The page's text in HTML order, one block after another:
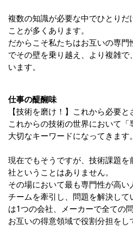
複数の知識が必要な中でひとり
ことが多くあります。
だからこそ私たちはお互いの専
でその壁を乗り越え、より複雑
います。
仕事の醍醐味
【技術を磨け！】これから必要
これからの技術の世界において
大切なキーワードになってきます。
現在でもそうですが、技術課題
社ということはありません。
その場において最も専門性が高
チームを牽引し、問題を解決し
は1つの会社、メーカーで全ての
お互いの得意領域で役割分担をし